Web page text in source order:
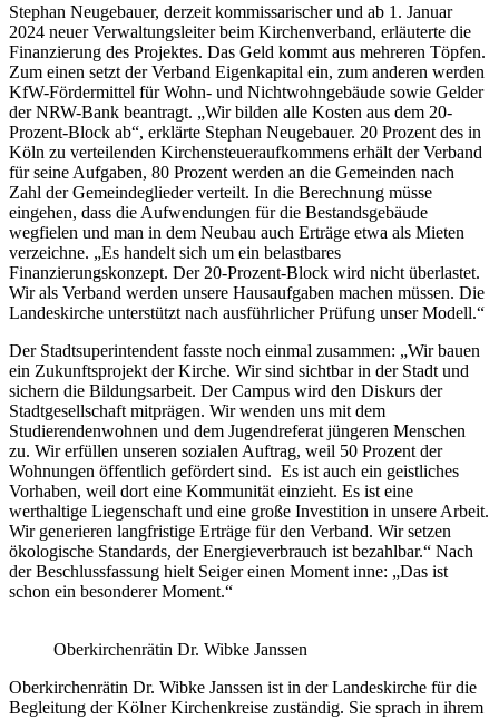
Stephan Neugebauer, derzeit kommissarischer und ab 1. Januar
2024 neuer Verwaltungsleiter beim Kirchenverband, erläuterte die
Finanzierung des Projektes. Das Geld kommt aus mehreren Töpfen.
Zum einen setzt der Verband Eigenkapital ein, zum anderen werden
KfW-Fördermittel für Wohn- und Nichtwohngebäude sowie Gelder
der NRW-Bank beantragt. „Wir bilden alle Kosten aus dem 20-
Prozent-Block ab“, erklärte Stephan Neugebauer. 20 Prozent des in
Köln zu verteilenden Kirchensteueraufkommens erhält der Verband
für seine Aufgaben, 80 Prozent werden an die Gemeinden nach
Zahl der Gemeindeglieder verteilt. In die Berechnung müsse
eingehen, dass die Aufwendungen für die Bestandsgebäude
wegfielen und man in dem Neubau auch Erträge etwa als Mieten
verzeichne. „Es handelt sich um ein belastbares
Finanzierungskonzept. Der 20-Prozent-Block wird nicht überlastet.
Wir als Verband werden unsere Hausaufgaben machen müssen. Die
Landeskirche unterstützt nach ausführlicher Prüfung unser Modell.“
Der Stadtsuperintendent fasste noch einmal zusammen: „Wir bauen
ein Zukunftsprojekt der Kirche. Wir sind sichtbar in der Stadt und
sichern die Bildungsarbeit. Der Campus wird den Diskurs der
Stadtgesellschaft mitprägen. Wir wenden uns mit dem
Studierendenwohnen und dem Jugendreferat jüngeren Menschen
zu. Wir erfüllen unseren sozialen Auftrag, weil 50 Prozent der
Wohnungen öffentlich gefördert sind. Es ist auch ein geistliches
Vorhaben, weil dort eine Kommunität einzieht. Es ist eine
werthaltige Liegenschaft und eine große Investition in unsere Arbeit.
Wir generieren langfristige Erträge für den Verband. Wir setzen
ökologische Standards, der Energieverbrauch ist bezahlbar.“ Nach
der Beschlussfassung hielt Seiger einen Moment inne: „Das ist
schon ein besonderer Moment.“
Oberkirchenrätin Dr. Wibke Janssen
Oberkirchenrätin Dr. Wibke Janssen ist in der Landeskirche für die
Begleitung der Kölner Kirchenkreise zuständig. Sie sprach in ihrem